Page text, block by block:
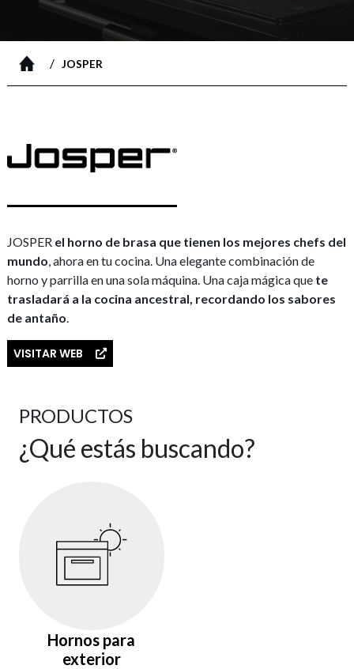
/ JOSPER
JOSPER el horno de brasa que tienen los mejores chefs del
mundo, ahora en tu cocina. Una elegante combinación de
horno y parrilla en una sola máquina. Una caja mágica que te
trasladará a la cocina ancestral, recordando los sabores
de antaño.
VISITAR WEB
PRODUCTOS
¿Qué estás buscando?
Hornos para
exterior